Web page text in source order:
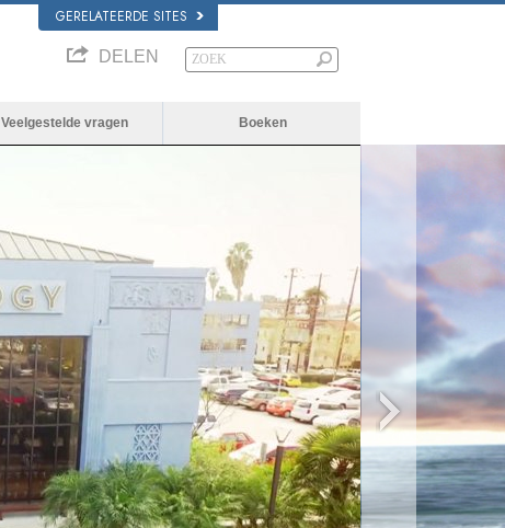
GERELATEERDE SITES
DELEN
Veelgestelde vragen Boeken